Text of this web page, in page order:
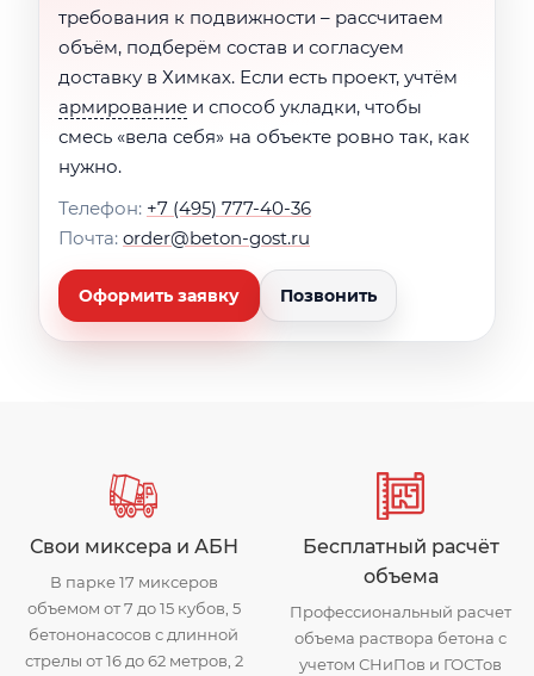
требования к подвижности – рассчитаем
объём, подберём состав и согласуем
доставку в Химках. Если есть проект, учтём
армирование и способ укладки, чтобы
смесь «вела себя» на объекте ровно так, как
нужно.
Телефон: +7 (495) 777-40-36
Почта: order@beton-gost.ru
Оформить заявку Позвонить
Свои миксера и АБН
В парке 17 миксеров
объемом от 7 до 15 кубов, 5
бетононасосов с длинной
стрелы от 16 до 62 метров, 2
Бесплатный расчёт
объема
Профессиональный расчет
объема раствора бетона с
учетом СНиПов и ГОСТов